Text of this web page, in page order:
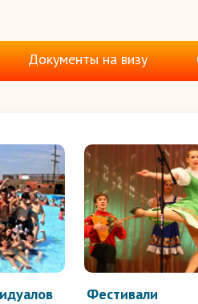
Документы на визу
Фестивали